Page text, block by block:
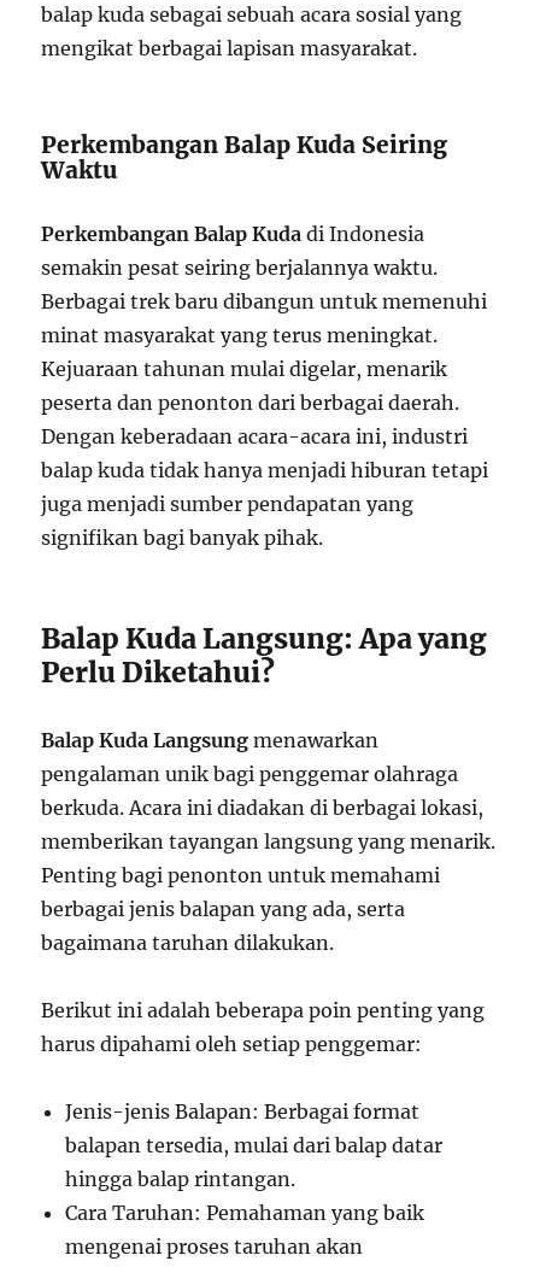
balap kuda sebagai sebuah acara sosial yang
mengikat berbagai lapisan masyarakat.
Perkembangan Balap Kuda Seiring
Waktu
Perkembangan Balap Kuda di Indonesia
semakin pesat seiring berjalannya waktu.
Berbagai trek baru dibangun untuk memenuhi
minat masyarakat yang terus meningkat.
Kejuaraan tahunan mulai digelar, menarik
peserta dan penonton dari berbagai daerah.
Dengan keberadaan acara-acara ini, industri
balap kuda tidak hanya menjadi hiburan tetapi
juga menjadi sumber pendapatan yang
signifikan bagi banyak pihak.
Balap Kuda Langsung: Apa yang
Perlu Diketahui?
Balap Kuda Langsung menawarkan
pengalaman unik bagi penggemar olahraga
berkuda. Acara ini diadakan di berbagai lokasi,
memberikan tayangan langsung yang menarik.
Penting bagi penonton untuk memahami
berbagai jenis balapan yang ada, serta
bagaimana taruhan dilakukan.
Berikut ini adalah beberapa poin penting yang
harus dipahami oleh setiap penggemar:
Jenis-jenis Balapan: Berbagai format
balapan tersedia, mulai dari balap datar
hingga balap rintangan.
Cara Taruhan: Pemahaman yang baik
mengenai proses taruhan akan